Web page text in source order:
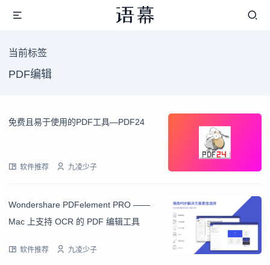
当前标签
PDF编辑
免费且易于使用的PDF工具—PDF24
软件推荐 九凌少子
Wondershare PDFelement PRO ——
Mac 上支持 OCR 的 PDF 编辑工具
软件推荐 九凌少子